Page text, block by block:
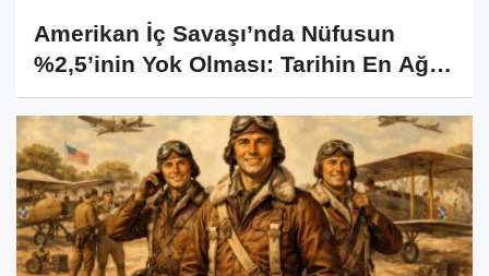
Amerikan İç Savaşı’nda Nüfusun
%2,5’inin Yok Olması: Tarihin En Ağır
Bedellerinden Biri